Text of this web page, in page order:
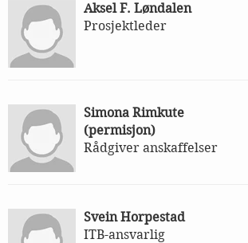
Aksel F. Løndalen
Prosjektleder
Simona Rimkute
(permisjon)
Rådgiver anskaffelser
Svein Horpestad
ITB-ansvarlig